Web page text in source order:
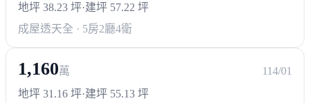
地坪 38.23 坪·建坪 57.22 坪
成屋透天全 · 5房2廳4衛
1,160萬
114/01
地坪 31.16 坪·建坪 55.13 坪